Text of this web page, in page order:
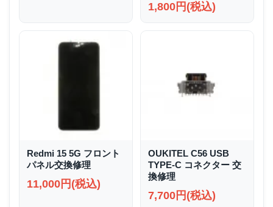
1,800円(税込)
Redmi 15 5G フロント
パネル交換修理
11,000円(税込)
OUKITEL C56 USB
TYPE-C コネクター 交
換修理
7,700円(税込)